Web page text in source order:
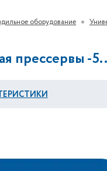
оборудование
прессервы -